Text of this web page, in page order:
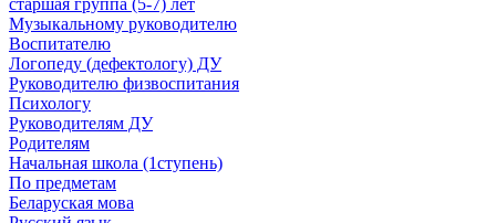
старшая группа (5-7) лет
Музыкальному руководителю
Воспитателю
Логопеду (дефектологу) ДУ
Руководителю физвоспитания
Психологу
Руководителям ДУ
Родителям
Начальная школа (1ступень)
По предметам
Беларуская мова